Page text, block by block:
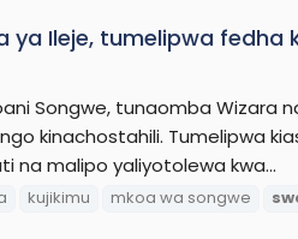
ya Ileje, tumelipwa fedha
Songwe, tunaomba Wizara
kinachostahili. Tumelipwa
na malipo yaliyotolewa kwa...
kujikimu mkoa wa songwe